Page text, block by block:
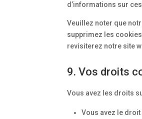
d’informations sur
Veuillez noter que
supprimez les
revisiterez notre site
9. Vos droits
Vous avez les droits
Vous avez le